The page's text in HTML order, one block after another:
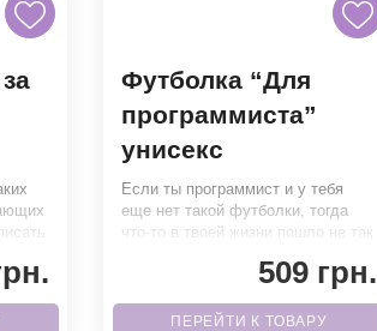
Футболка “Для
программиста”
унисекс
Если ты программист и у тебя
еще нет такой футболки, тогда
что-то в твоей жизни пошло не так
509 грн.
ПЕРЕЙТИ К ТОВАРУ